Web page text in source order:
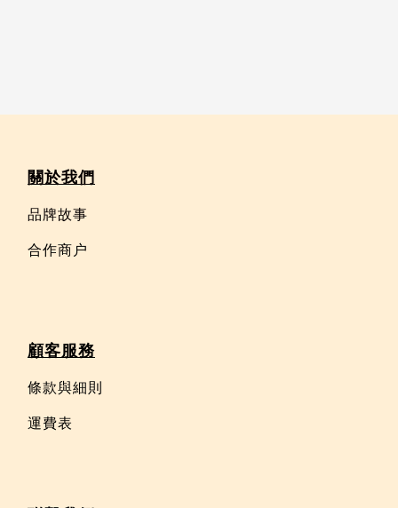
關於我們
品牌故事
合作商户
顧客服務
條款與細則
運費表